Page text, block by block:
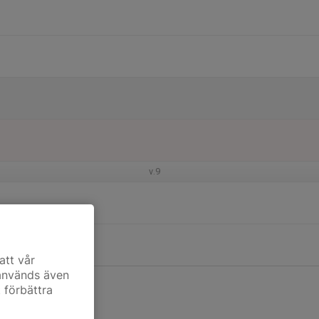
v.9
vår
även
förbättra